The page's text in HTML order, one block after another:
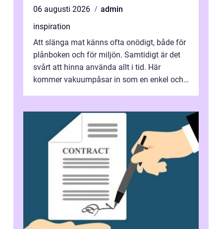
06 augusti 2026
admin
inspiration
Att slänga mat känns ofta onödigt, både för
plånboken och för miljön. Samtidigt är det
svårt att hinna använda allt i tid. Här
kommer vakuumpåsar in som en enkel och